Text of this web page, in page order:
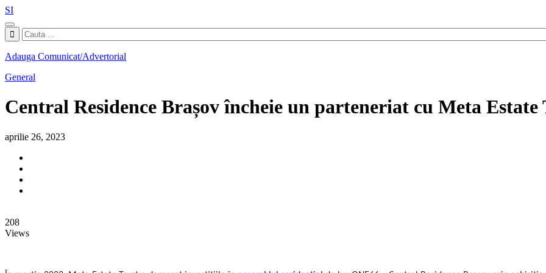
SI
Adauga Comunicat/Advertorial
General
Central Residence Brașov încheie un parteneriat cu Meta Estate
aprilie 26, 2023
208
Views